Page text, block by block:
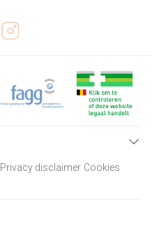
Privacy disclaimer Cookies